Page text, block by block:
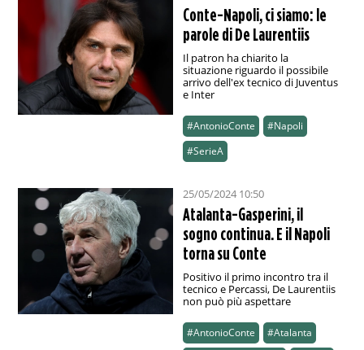
Conte-Napoli, ci siamo: le
parole di De Laurentiis
Il patron ha chiarito la
situazione riguardo il possibile
arrivo dell'ex tecnico di Juventus
e Inter
#AntonioConte
#Napoli
#SerieA
25/05/2024 10:50
Atalanta-Gasperini, il
sogno continua. E il Napoli
torna su Conte
Positivo il primo incontro tra il
tecnico e Percassi, De Laurentiis
non può più aspettare
#AntonioConte
#Atalanta